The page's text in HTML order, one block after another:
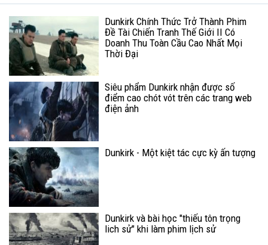
Dunkirk Chính Thức Trở Thành Phim
Đề Tài Chiến Tranh Thế Giới II Có
Doanh Thu Toàn Cầu Cao Nhất Mọi
Thời Đại
Siêu phẩm Dunkirk nhận được số
điểm cao chót vót trên các trang web
điện ảnh
Dunkirk - Một kiệt tác cực kỳ ấn tượng
Dunkirk và bài học "thiếu tôn trọng
lich sử" khi làm phim lịch sử